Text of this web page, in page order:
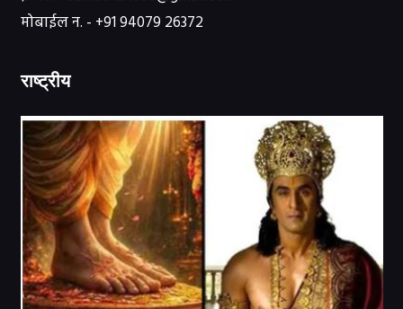
मोबाईल न. - +91 94079 26372
राष्ट्रीय